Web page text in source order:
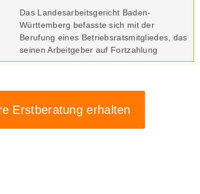
Das Landesarbeitsgericht Baden-
Württemberg befasste sich mit der
Berufung eines Betriebsratsmitgliedes, das
seinen Arbeitgeber auf Fortzahlung
Erstberatung erhalten